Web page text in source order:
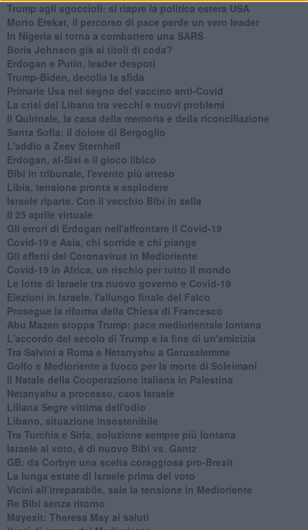
Trump agli sgoccioli: si riapre la politica estera USA
Morto Erekat, il percorso di pace perde un vero leader
In Nigeria si torna a combattere una SARS
Boris Johnson già ai titoli di coda?
Erdogan e Putin, leader despoti
Trump-Biden, decolla la sfida
Primarie Usa nel segno del vaccino anti-Covid
La crisi del Libano tra vecchi e nuovi problemi
Il Quirinale, la casa della memoria e della riconciliazione
Santa Sofia: il dolore di Bergoglio
L'addio a ​Zeev Sternhell
Erdogan, al-Sisi e il gioco libico
Bibi in tribunale, l'evento più atteso
Libia, tensione pronta a esplodere
Israele riparte. Con il vecchio Bibi in sella
Il 25 aprile virtuale
Gli errori di Erdogan nell'affrontare il Covid-19
Covid-19 e Asia, chi sorride e chi piange
Gli effetti del Coronavirus in Medioriente
Covid-19 in Africa, un rischio per tutto il mondo
Le lotte di Israele tra nuovo governo e Covid-19
Elezioni in Israele, l'allungo finale del Falco
Prosegue la riforma della Chiesa di Francesco
Abu Mazen stoppa Trump: pace mediorientale lontana
L'accordo del secolo di Trump e la fine di un'amicizia
Tra Salvini a Roma e Netanyahu a Gerusalemme
Golfo e Medioriente a fuoco per la morte di Soleimani
Il Natale della Cooperazione italiana in Palestina
Netanyahu a processo, caos Israele
Liliana Segre vittima dell'odio
Libano, situazione insostenibile
Tra Turchia e Siria, soluzione sempre più lontana
Israele al voto, è di nuovo Bibi vs. Gantz
GB: da Corbyn una scelta coraggiosa pro-Brexit
La lunga estate di Israele prima del voto
Vicini all’irreparabile, sale la tensione in Medioriente
Re Bibi senza ritorno
Mayexit: Theresa May ai saluti